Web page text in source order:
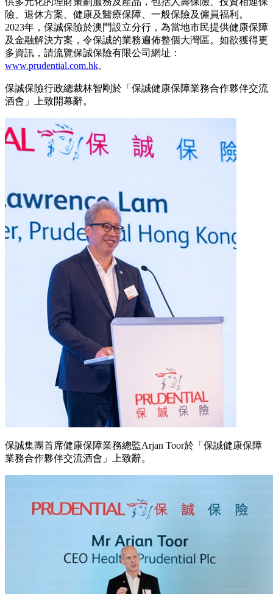
險、退休方案、健康及醫療保障、一般保險及僱員福利。
2023年，保誠保險於澳門設立分行，為當地市民提供健康保障
及金融解決方案，令保誠的業務遍佈整個大灣區。如欲獲得更
多資訊，請流覽保誠保險有限公司網址：
www.prudential.com.hk。
保誠保險行政總裁林智剛於「保誠健康保障業務合作夥伴交流
酒會」上致開幕辭。
保誠集團首席健康保障業務總監Arjan Toor於「保誠健康保障
業務合作夥伴交流酒會」上致辭。